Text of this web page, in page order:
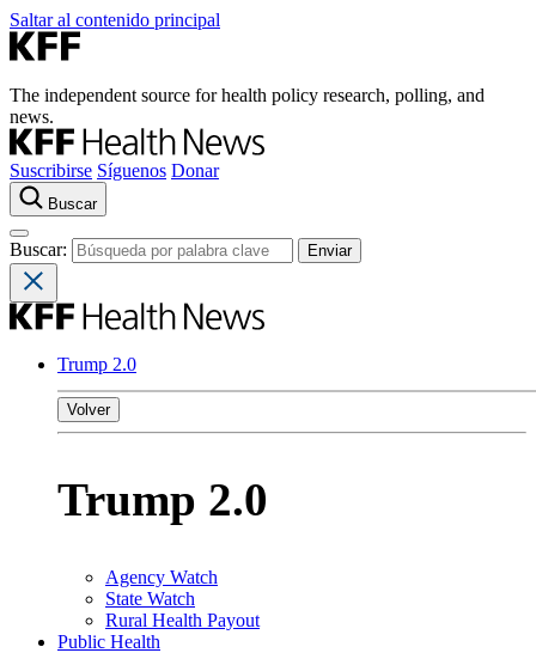
Saltar al contenido principal
The independent source for health policy research, polling, and
news.
Suscribirse Síguenos Donar
Buscar
Buscar:
Trump 2.0
Volver
Trump 2.0
Agency Watch
State Watch
Rural Health Payout
Public Health